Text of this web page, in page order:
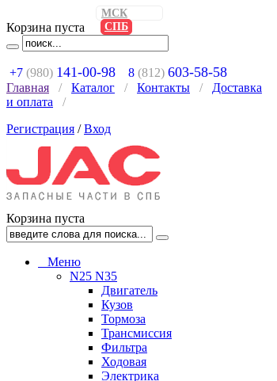
Корзина пуста
+7 (980) 141-00-98 8 (812) 603-58-58
Главная / Каталог / Контакты / Доставка
и оплата
/
Регистрация /Вход
МСК
СПБ
Корзина пуста
Меню
N25 N35
Двигатель
Кузов
Тормоза
Трансмиссия
Фильтра
Ходовая
Электрика